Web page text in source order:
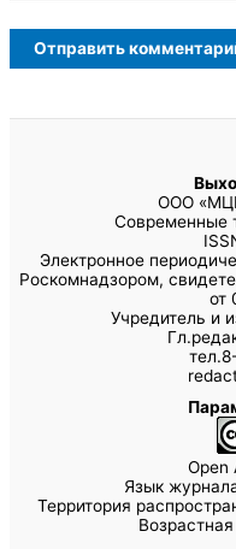
ООО
Современные
Электронное
Роскомнадзором,
от
Учредитель и
Open
Язык
Территория